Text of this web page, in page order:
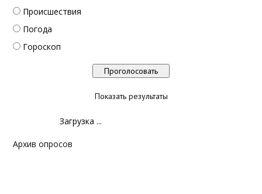
Происшествия
Погода
Гороскоп
Показать результаты
Загрузка ...
Архив опросов